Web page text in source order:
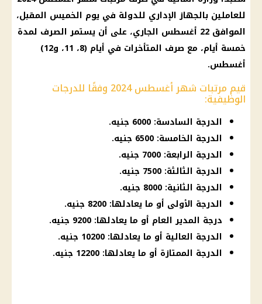
للعاملين بالجهاز الإداري للدولة في يوم الخميس المقبل،
الموافق 22 أغسطس الجاري، على أن يستمر
الصرف لمدة
خمسة أيام، مع صرف المتأخرات
في أيام (8، 11، و12)
أغسطس.
قيم مرتبات شهر أغسطس 2024 وفقًا للدرجات
الوظيفية:
الدرجة السادسة: 6000 جنيه.
الدرجة الخامسة: 6500 جنيه.
الدرجة الرابعة: 7000 جنيه.
الدرجة الثالثة: 7500 جنيه.
الدرجة الثانية: 8000 جنيه.
الدرجة الأولى أو ما يعادلها: 8200 جنيه.
درجة المدير العام أو ما يعادلها: 9200 جنيه.
الدرجة العالية أو ما يعادلها: 10200 جنيه.
الدرجة الممتازة أو ما يعادلها: 12200 جنيه.